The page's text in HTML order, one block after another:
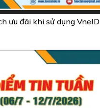
ưu đãi khi sử dụng VneID